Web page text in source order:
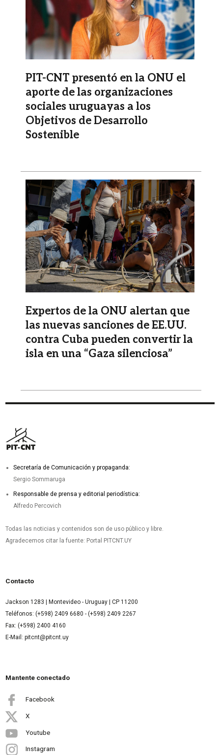
PIT-CNT presentó en la ONU el
aporte de las organizaciones
sociales uruguayas a los
Objetivos de Desarrollo
Sostenible
Imagen
Expertos de la ONU alertan que
las nuevas sanciones de EE.UU.
contra Cuba pueden convertir la
isla en una “Gaza silenciosa”
Secretaría de Comunicación y propaganda:
Sergio Sommaruga
Responsable de prensa y editorial periodística:
Alfredo Percovich
Todas las noticias y contenidos son de uso público y libre.
Agradecemos citar la fuente: Portal PITCNT.UY
Contacto
Jackson 1283 | Montevideo - Uruguay | CP 11200
Teléfonos: (+598) 2409 6680 - (+598) 2409 2267
Fax: (+598) 2400 4160
E-Mail: pitcnt@pitcnt.uy
Mantente conectado
Facebook
X
Youtube
Instagram